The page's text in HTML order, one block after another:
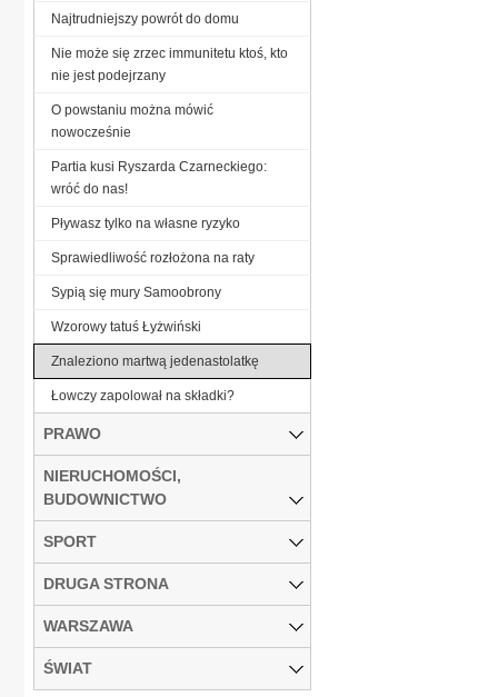
Najtrudniejszy powrót do domu
Nie może się zrzec immunitetu ktoś, kto
nie jest podejrzany
O powstaniu można mówić
nowocześnie
Partia kusi Ryszarda Czarneckiego:
wróć do nas!
Pływasz tylko na własne ryzyko
Sprawiedliwość rozłożona na raty
Sypią się mury Samoobrony
Wzorowy tatuś Łyżwiński
Znaleziono martwą jedenastolatkę
Łowczy zapolował na składki?
PRAWO
NIERUCHOMOŚCI,
BUDOWNICTWO
SPORT
DRUGA STRONA
WARSZAWA
ŚWIAT